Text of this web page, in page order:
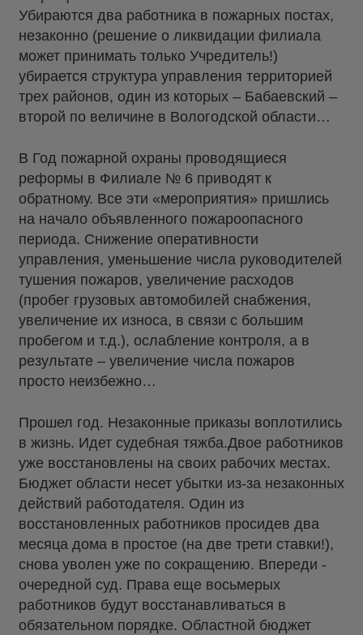
Убираются два работника в пожарных постах,
незаконно (решение о ликвидации филиала
может принимать только Учредитель!)
убирается структура управления территорией
трех районов, один из которых – Бабаевский –
второй по величине в Вологодской области…
В Год пожарной охраны проводящиеся
реформы в Филиале № 6 приводят к
обратному. Все эти «мероприятия» пришлись
на начало объявленного пожароопасного
периода. Снижение оперативности
управления, уменьшение числа руководителей
тушения пожаров, увеличение расходов
(пробег грузовых автомобилей снабжения,
увеличение их износа, в связи с большим
пробегом и т.д.), ослабление контроля, а в
результате – увеличение числа пожаров
просто неизбежно…
Прошел год. Незаконные приказы воплотились
в жизнь. Идет судебная тяжба.Двое работников
уже восстановлены на своих рабочих местах.
Бюджет области несет убытки из-за незаконных
действий работодателя. Один из
восстановленных работников просидев два
месяца дома в простое (на две трети ставки!),
снова уволен уже по сокращению. Впереди -
очередной суд. Права еще восьмерых
работников будут восстанавливаться в
обязательном порядке. Областной бюджет